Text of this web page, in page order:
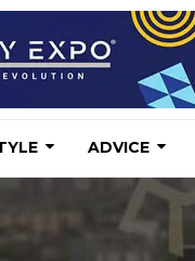
ADVICE